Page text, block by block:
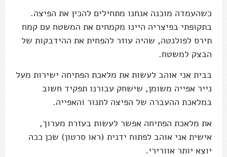
כשהעמדה מוכנה אנחנו מתחילים להכין את הפיצה.
בתקופתי בפיצריה היינו מקמחים את המשטח עם קמח
תירס לפולנטה, שהיה עוזר להפחית את ההידבקות של
הבצק למשטח.
בבית אני אוהב לעשות את מלאכת הפתיחה ישירות מעל
נייר אפייה משומן, שישחק עבורנו תפקיד חשוב
במלאכת ההעברה של הפיצה לתנור והאפייה.
את מלאכת הפתיחה אפשר לעשות בעזרת מערוך,
אישית אני אוהב לפתוח ידנית (ראו סרטון) שכן ככה
יוצא יותר אוורירי.